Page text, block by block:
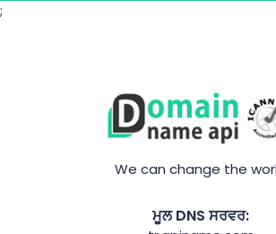
;
We can change the
ਮੂਲ DNS ਸਰਵਰ: